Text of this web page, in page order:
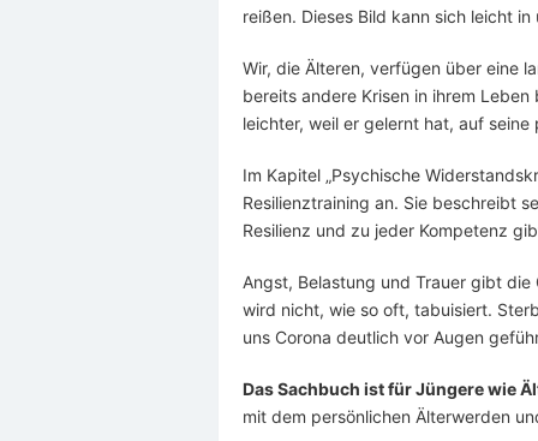
reißen. Dieses Bild kann sich leicht
Wir, die Älteren, verfügen über eine
bereits andere Krisen in ihrem
leichter, weil er gelernt hat, auf
Im Kapitel „Psychische
Resilienztraining an. Sie beschreibt
Resilienz und zu jeder Kompetenz
Angst, Belastung und Trauer gibt die
wird nicht, wie so oft, tabuisiert.
uns Corona deutlich vor Augen
Das Sachbuch ist für Jüngere wie
mit dem persönlichen Älterwerden